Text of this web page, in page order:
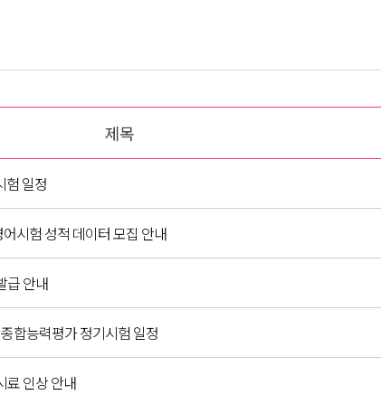
제목
험 일정
시험 성적 데이터 모집 안내
급 안내
합능력평가 정기시험 일정
료 인상 안내